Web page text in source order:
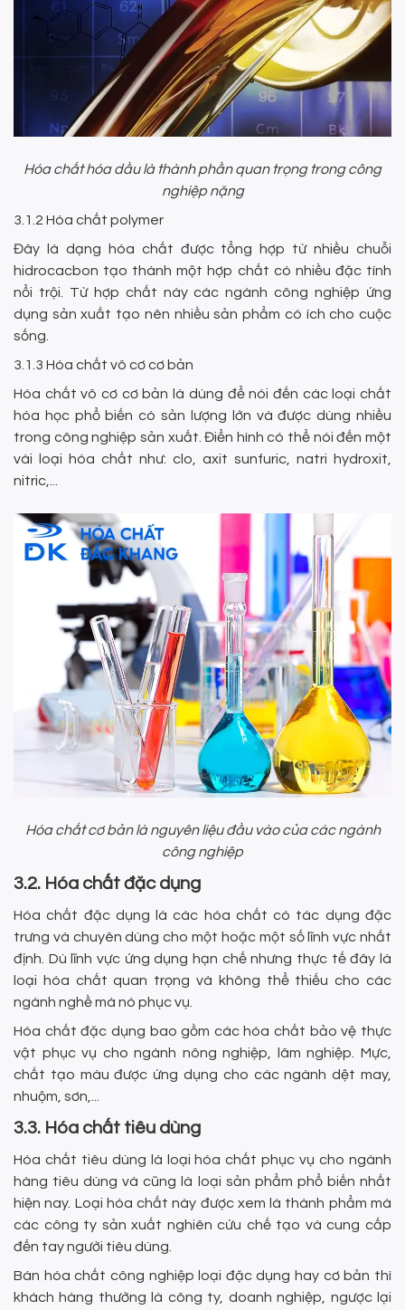
Hóa chất hóa dầu là thành phần quan trọng trong công
nghiệp nặng
3.1.2 Hóa chất polymer
Đây là dạng hóa chất được tổng hợp từ nhiều chuỗi
hidrocacbon tạo thành một hợp chất có nhiều đặc tính
nổi trội. Từ hợp chất này các ngành công nghiệp ứng
dụng sản xuất tạo nên nhiều sản phẩm có ích cho cuộc
sống.
3.1.3 Hóa chất vô cơ cơ bản
Hóa chất vô cơ cơ bản là dùng để nói đến các loại chất
hóa học phổ biến có sản lượng lớn và được dùng nhiều
trong công nghiệp sản xuất. Điển hình có thể nói đến một
vài loại hóa chất như: clo, axit sunfuric, natri hydroxit,
nitric,...
Hóa chất cơ bản là nguyên liệu đầu vào của các ngành
công nghiệp
3.2. Hóa chất đặc dụng
Hóa chất đặc dụng là các hóa chất có tác dụng đặc
trưng và chuyên dùng cho một hoặc một số lĩnh vực nhất
định. Dù lĩnh vực ứng dụng hạn chế nhưng thực tế đây là
loại hóa chất quan trọng và không thể thiếu cho các
ngành nghề mà nó phục vụ.
Hóa chất đặc dụng bao gồm các hóa chất bảo vệ thực
vật phục vụ cho ngành nông nghiệp, lâm nghiệp. Mực,
chất tạo màu được ứng dụng cho các ngành dệt may,
nhuộm, sơn,...
3.3. Hóa chất tiêu dùng
Hóa chất tiêu dùng là loại hóa chất phục vụ cho ngành
hàng tiêu dùng và cũng là loại sản phẩm phổ biến nhất
hiện nay. Loại hóa chất này được xem là thành phẩm mà
các công ty sản xuất nghiên cứu chế tạo và cung cấp
đến tay người tiêu dùng.
Bán hóa chất công nghiệp loại đặc dụng hay cơ bản thì
khách hàng thường là công ty, doanh nghiệp, ngược lại